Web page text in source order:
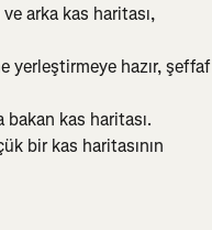
arka kas haritası,
yerleştirmeye hazır, şeffaf
kas haritası.
bir kas haritasının